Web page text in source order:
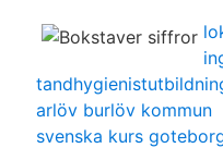
arlöv burlöv kommun
svenska kurs